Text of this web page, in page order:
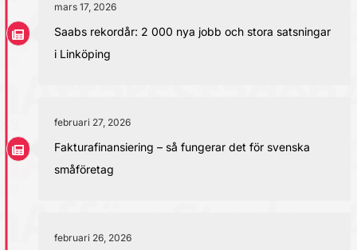
mars 17, 2026
Saabs rekordår: 2 000 nya jobb och stora satsningar
i Linköping
februari 27, 2026
Fakturafinansiering – så fungerar det för svenska
småföretag
februari 26, 2026